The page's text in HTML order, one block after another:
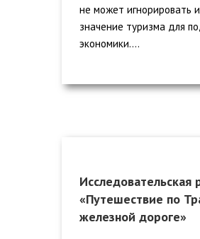
не может игнорировать
значение туризма для
экономики....
Исследовательская
«Путешествие по
железной дороге»